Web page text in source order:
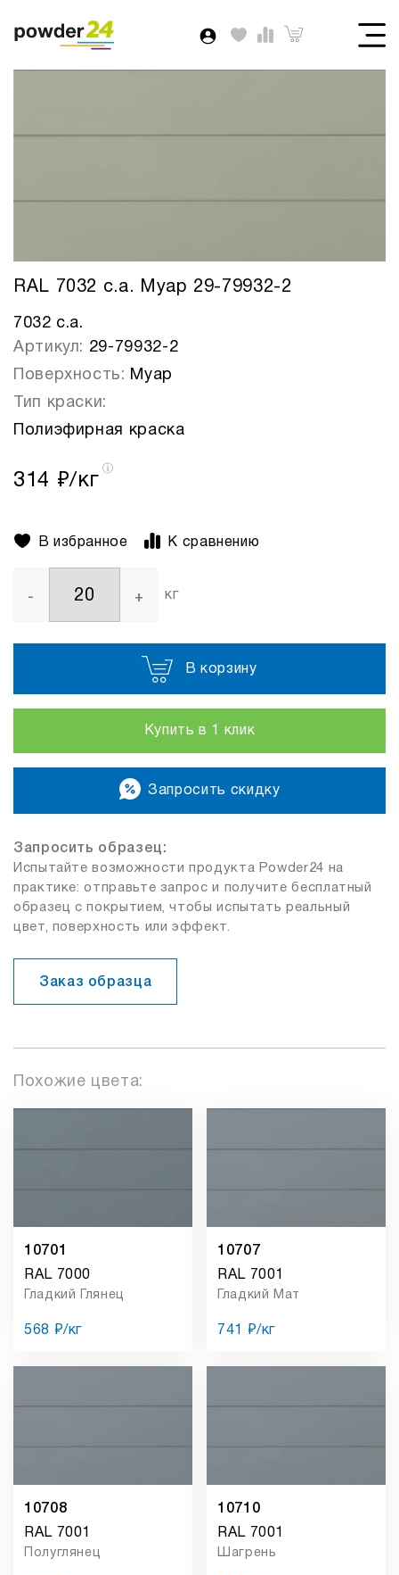
RAL 7032 c.a. Муар 29-79932-2
7032 c.a.
Артикул: 29-79932-2
Поверхность: Муар
Тип краски:
Полиэфирная краска
314 ₽/кг
В избранное К сравнению
- + кг
В корзину
Купить в 1 клик
Запросить скидку
Запросить образец:
Испытайте возможности продукта Powder24 на
практике: отправьте запрос и получите бесплатный
образец с покрытием, чтобы испытать реальный
цвет, поверхность или эффект.
Заказ образца
Похожие цвета:
10701
RAL 7000
Гладкий Глянец
568 ₽/кг
10707
RAL 7001
Гладкий Мат
741 ₽/кг
10708
RAL 7001
Полуглянец
10710
RAL 7001
Шагрень